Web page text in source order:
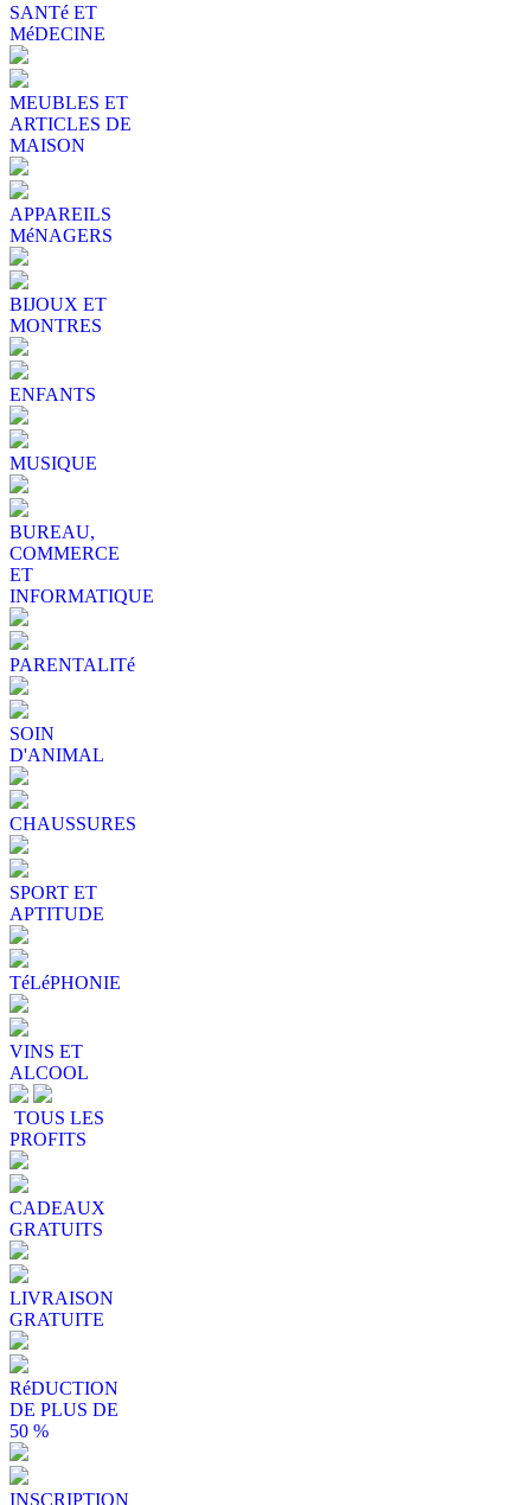
SANTé ET
MéDECINE
MEUBLES ET
ARTICLES DE
MAISON
APPAREILS
MéNAGERS
BIJOUX ET
MONTRES
ENFANTS
MUSIQUE
BUREAU,
COMMERCE
ET
INFORMATIQUE
PARENTALITé
SOIN
D'ANIMAL
CHAUSSURES
SPORT ET
APTITUDE
TéLéPHONIE
VINS ET
ALCOOL
TOUS LES
PROFITS
CADEAUX
GRATUITS
LIVRAISON
GRATUITE
RéDUCTION
DE PLUS DE
50 %
INSCRIPTION